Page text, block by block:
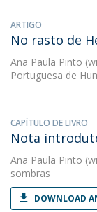
ARTIGO
No rasto de
Ana Paula Pinto
Portuguesa de
CAPÍTULO DE LIVRO
Nota
Ana Paula Pinto
sombras
DOWNLOAD